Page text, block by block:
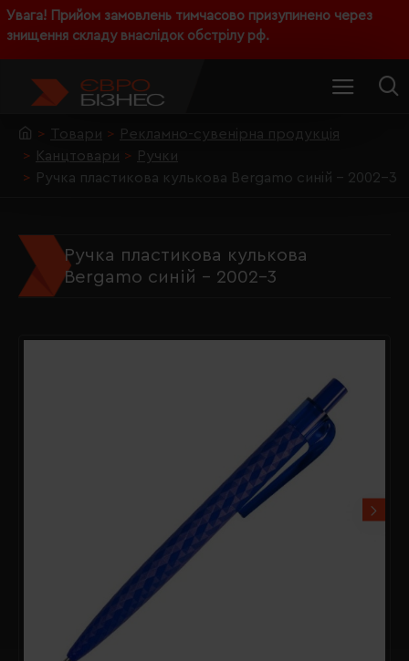
Увага! Прийом замовлень тимчасово призупинено через
знищення складу внаслідок обстрілу рф.
Товари
Рекламно-сувенірна продукція
Канцтовари
Ручки
Ручка пластикова кулькова Bergamo синій - 2002-3
Ручка пластикова кулькова
Bergamo синій - 2002-3